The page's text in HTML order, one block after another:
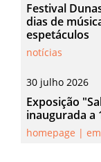
Festival
dias de
espetáculos
notícias
30 julho 2026
Exposição
inaugurada a
homepage |